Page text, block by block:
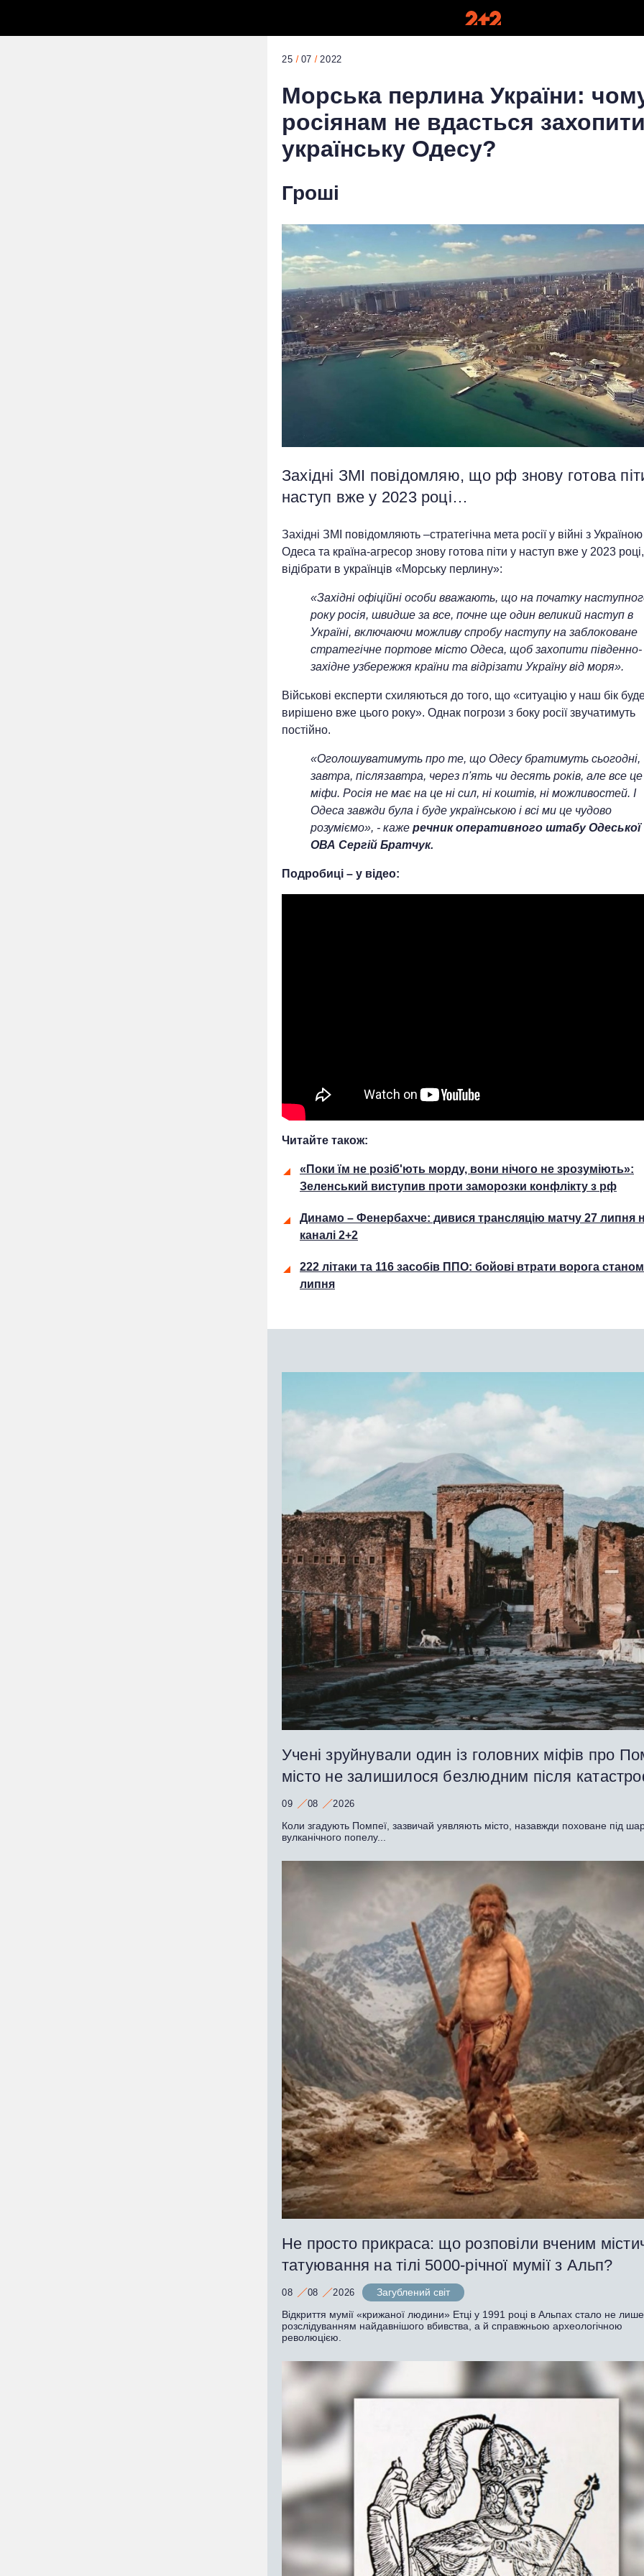
25 07 2022
Морська перлина України:
росіянам не вдасться
українську Одесу?
Гроші
Західні ЗМІ повідомляю, що рф знову готова
наступ вже у 2023 році…
Західні ЗМІ повідомляють –стратегічна мета росії у війні з
Одеса та країна-агресор знову готова піти у наступ вже у 2023
відібрати в українців «Морську перлину»:
«Західні офіційні особи вважають, що на початку
року росія, швидше за все, почне ще один великий наступ в
Україні, включаючи можливу спробу наступу на заблоковане
стратегічне портове місто Одеса, щоб захопити південно-
західне узбережжя країни та відрізати Україну від моря».
Військові експерти схиляються до того, що «ситуацію у наш бік
вирішено вже цього року». Однак погрози з боку росії звучатимуть
постійно.
«Оголошуватимуть про те, що Одесу братимуть сьогодні,
завтра, післязавтра, через п'ять чи десять років, але все це
міфи. Росія не має на це ні сил, ні коштів, ні можливостей. І
Одеса завжди була і буде українською і всі ми це чудово
розуміємо», - каже речник оперативного штабу Одеської
ОВА Сергій Братчук.
Подробиці – у відео:
Читайте також:
«Поки їм не розіб'ють морду, вони нічого не зрозуміють»:
Зеленський виступив проти заморозки конфлікту з рф
Динамо – Фенербахче: дивися трансляцію матчу 27 липня
каналі 2+2
222 літаки та 116 засобів ППО: бойові втрати ворога
липня
Учені зруйнували один із головних міфів про
місто не залишилося безлюдним після
09 08 2026
Коли згадують Помпеї, зазвичай уявляють місто, назавжди поховане під
вулканічного попелу...
Не просто прикраса: що розповіли вченим
татуювання на тілі 5000-річної мумії з Альп?
08 08 2026
Загублений світ
Відкриття мумії «крижаної людини» Етці у 1991 році в Альпах стало не
розслідуванням найдавнішого вбивства, а й справжньою археологічною
революцією.